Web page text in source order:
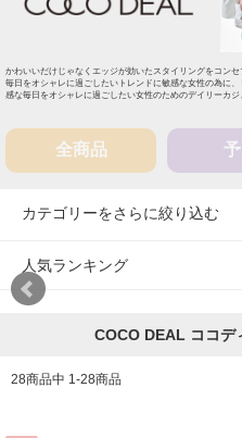
かわいいだけじゃなくエッジが効いたスタイリングをコン
毎日をオシャレに過ごしたいトレンドに敏感な女性の為に
感な毎日をオシャレに過ごしたい女性のためのデイリーカジ
全商品
カテゴリーをさらに絞り込む
人気ランキング
COCO DEAL ココデ
28商品中 1-28商品